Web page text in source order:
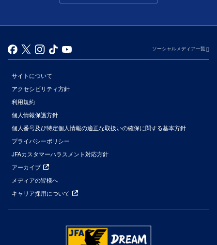
ソーシャルメディア一覧
サイトについて
アクセシビリティ方針
利用規約
個人情報保護方針
個人番号及び特定個人情報の適正な取扱いの確保に関する基本方針
プライバシーポリシー
JFAカスタマーハラスメント対応方針
アーカイブ
メディアの皆様へ
キャリア採用について